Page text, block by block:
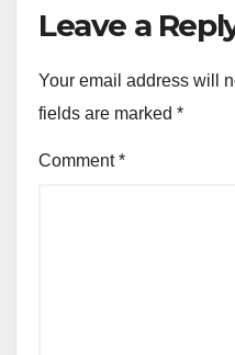
Leave a
Your email address will
fields are marked *
Comment*